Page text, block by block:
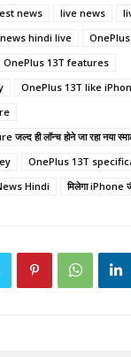
news live news
news hindi live
OnePlus 13T features
OnePlus 13T like
ही लॉन्च होने जा रहा नया
OnePlus 13T
Hindi मिलेगा iPhone